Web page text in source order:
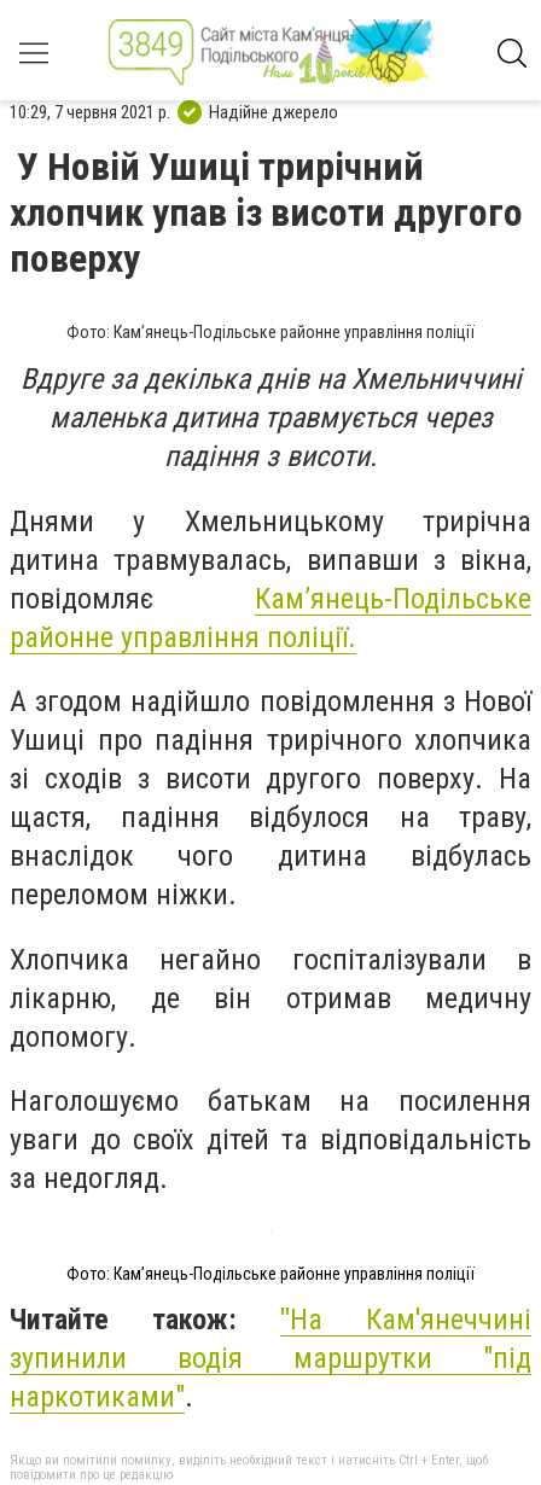
10:29, 7 червня 2021 р. Надійне джерело
У Новій Ушиці трирічний
хлопчик упав із висоти другого
поверху
Фото: Кам’янець-Подільське районне управління поліції
Вдруге за декілька днів на Хмельниччині
маленька дитина травмується через
падіння з висоти.
Днями у Хмельницькому трирічна
дитина травмувалась, випавши з вікна,
повідомляє Кам’янець-Подільське
районне управління поліції.
А згодом надійшло повідомлення з Нової
Ушиці про падіння трирічного хлопчика
зі сходів з висоти другого поверху. На
щастя, падіння відбулося на траву,
внаслідок чого дитина відбулась
переломом ніжки.
Хлопчика негайно госпіталізували в
лікарню, де він отримав медичну
допомогу.
Наголошуємо батькам на посилення
уваги до своїх дітей та відповідальність
за недогляд.
Фото: Кам’янець-Подільське районне управління поліції
Читайте також: "На Кам'янеччині
зупинили водія маршрутки "під
наркотиками".
Якщо ви помітили помилку, виділіть необхідний текст і натисніть Ctrl + Enter, щоб
повідомити про це редакцію